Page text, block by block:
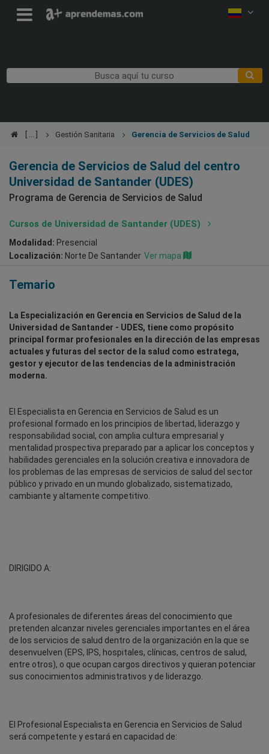
Gestión Sanitaria Gerencia de Servicios de Salud
Gerencia de Servicios de Salud del centro
Universidad de Santander (UDES)
Programa de Gerencia de Servicios de Salud
Cursos de Universidad de Santander (UDES)
Modalidad: Presencial
Localización: Norte De Santander Ver mapa
Temario
La Especialización en Gerencia en Servicios de Salud de la
Universidad de Santander - UDES, tiene como propósito
principal formar profesionales en la dirección de las empresas
actuales y futuras del sector de la salud como estratega,
gestor y ejecutor de las tendencias de la administración
moderna.
El Especialista en Gerencia en Servicios de Salud es un
profesional formado en los principios de libertad, liderazgo y
responsabilidad social, con amplia cultura empresarial y
mentalidad prospectiva preparado par a aplicar los conceptos y
habilidades gerenciales en la solución creativa e innovadora de
los problemas de las empresas de servicios de salud del sector
público y privado en un mundo globalizado, sistematizado,
cambiante y altamente competitivo.
DIRIGIDO A:
A profesionales de diferentes áreas del conocimiento que
pretenden alcanzar niveles gerenciales importantes en el área
de los servicios de salud dentro de la organización en la que se
desenvuelven (EPS, IPS, hospitales, clínicas, centros de salud,
entre otros), o que ocupan cargos directivos y quieran potenciar
sus conocimientos administrativos y de liderazgo.
El Profesional Especialista en Gerencia en Servicios de Salud
será competente y estará en capacidad de: